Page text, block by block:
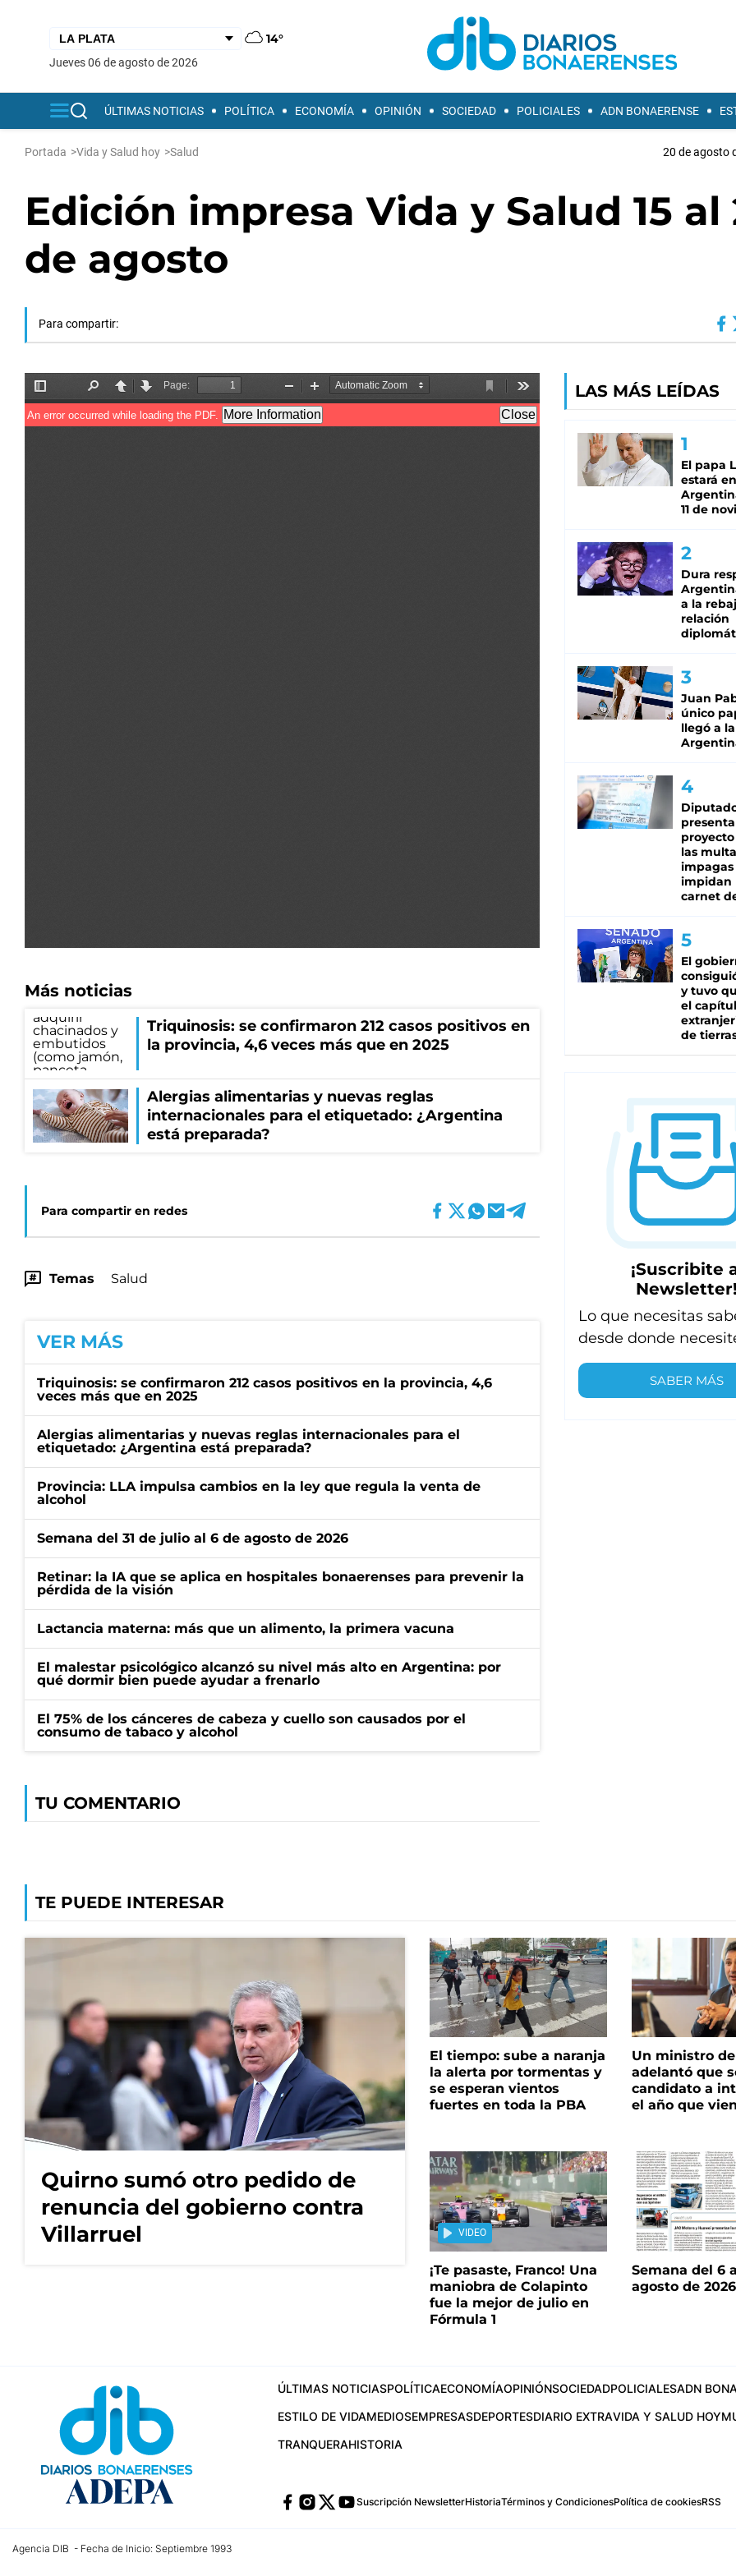
14°
jueves 06 de agosto de 2026
ÚLTIMAS NOTICIAS POLÍTICA ECONOMÍA OPINIÓN SOCIEDAD POLICIALES ADN BONAERENSE
Portada >Vida y Salud hoy >Salud 20 de agosto
Edición impresa Vida y Salud 15 al
de agosto
Para compartir:
Más noticias
Triquinosis: se confirmaron 212 casos positivos en
la provincia, 4,6 veces más que en 2025
Alergias alimentarias y nuevas reglas
internacionales para el etiquetado: ¿Argentina
está preparada?
Para compartir en redes
Temas Salud
VER MÁS
Triquinosis: se confirmaron 212 casos positivos en la provincia, 4,6
veces más que en 2025
Alergias alimentarias y nuevas reglas internacionales para el
etiquetado: ¿Argentina está preparada?
Provincia: LLA impulsa cambios en la ley que regula la venta de
alcohol
Semana del 31 de julio al 6 de agosto de 2026
Retinar: la IA que se aplica en hospitales bonaerenses para prevenir la
pérdida de la visión
Lactancia materna: más que un alimento, la primera vacuna
El malestar psicológico alcanzó su nivel más alto en Argentina: por
qué dormir bien puede ayudar a frenarlo
El 75% de los cánceres de cabeza y cuello son causados por el
consumo de tabaco y alcohol
TU COMENTARIO
LAS MÁS LEÍDAS
El papa
estará
11 de
Dura
a la
relación
Juan
único
llegó a la
las
impagas
impidan
carnet
El
y tuvo
el
de
¡Suscribite
Newsletter!
Lo que necesitas
desde donde
SABER MÁS
TE PUEDE INTERESAR
Quirno sumó otro pedido de
renuncia del gobierno contra
Villarruel
El tiempo: sube a naranja
la alerta por tormentas y
se esperan vientos
fuertes en toda la PBA
Un ministro
adelantó que
candidato a
el año que
VIDEO
¡Te pasaste, Franco! Una
maniobra de Colapinto
fue la mejor de julio en
Fórmula 1
Semana del 6
agosto de 2026
ÚLTIMAS NOTICIASPOLÍTICAECONOMÍAOPINIÓNSOCIEDADPOLICIALESADN
ESTILO DE VIDAMEDIOSEMPRESASDEPORTESDIARIO EXTRAVIDA Y SALUD HOY
TRANQUERAHISTORIA
Suscripción NewsletterHistoriaTérminos y CondicionesPolítica de cookiesRSS
Agencia DIB - Fecha de Inicio: Septiembre 1993